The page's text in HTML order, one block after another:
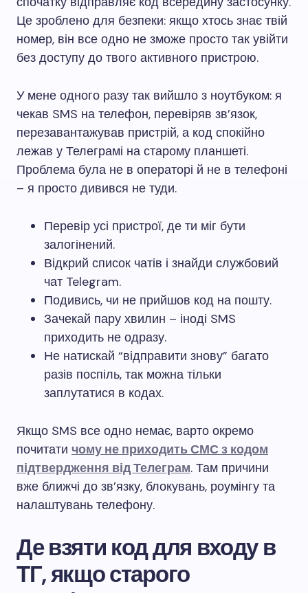
Це зроблено для безпеки: якщо хтось знає твій
номер, він все одно не зможе просто так увійти
без доступу до твого активного пристрою.
У мене одного разу так вийшло з ноутбуком: я
чекав SMS на телефон, перевіряв зв’язок,
перезавантажував пристрій, а код спокійно
лежав у Телеграмі на старому планшеті.
Проблема була не в операторі й не в телефоні
– я просто дивився не туди.
Перевір усі пристрої, де ти міг бути
залогінений.
Відкрий список чатів і знайди службовий
чат Telegram.
Подивись, чи не прийшов код на пошту.
Зачекай пару хвилин – іноді SMS
приходить не одразу.
Не натискай “відправити знову” багато
разів поспіль, так можна тільки
заплутатися в кодах.
Якщо SMS все одно немає, варто окремо
почитати чому не приходить СМС з кодом
підтвердження від Телеграм. Там причини
вже ближчі до зв’язку, блокувань, роумінгу та
налаштувань телефону.
Де взяти код для входу в
ТГ, якщо старого